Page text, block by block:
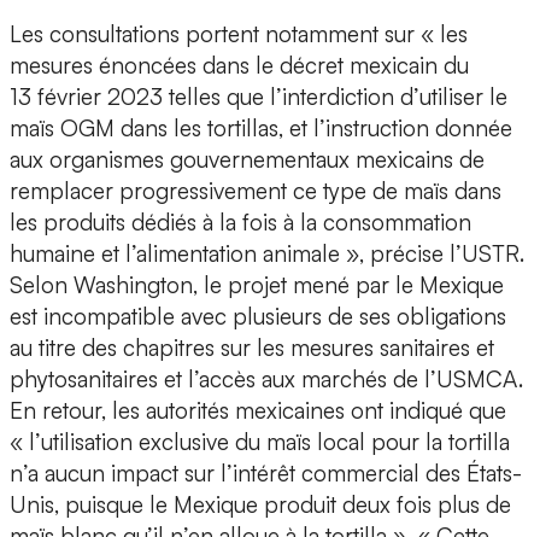
Les consultations portent notamment sur « les
mesures énoncées dans le décret mexicain du
13 février 2023 telles que l’interdiction d’utiliser le
maïs OGM dans les tortillas, et l’instruction donnée
aux organismes gouvernementaux mexicains de
remplacer progressivement ce type de maïs dans
les produits dédiés à la fois à la consommation
humaine et l’alimentation animale », précise l’USTR.
Selon Washington, le projet mené par le Mexique
est incompatible avec plusieurs de ses obligations
au titre des chapitres sur les mesures sanitaires et
phytosanitaires et l’accès aux marchés de l’USMCA.
En retour, les autorités mexicaines ont indiqué que
« l’utilisation exclusive du maïs local pour la tortilla
n’a aucun impact sur l’intérêt commercial des États-
Unis, puisque le Mexique produit deux fois plus de